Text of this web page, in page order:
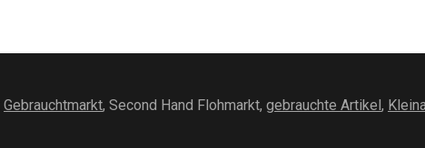
Gebrauchtmarkt, Second Hand Flohmarkt, gebrauchte Artikel ,